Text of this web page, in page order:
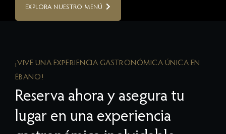
EXPLORA NUESTRO MENÚ
¡VIVE UNA EXPERIENCIA GASTRONÓMICA ÚNICA EN
ÉBANO!
Reserva ahora y asegura tu
lugar en una experiencia